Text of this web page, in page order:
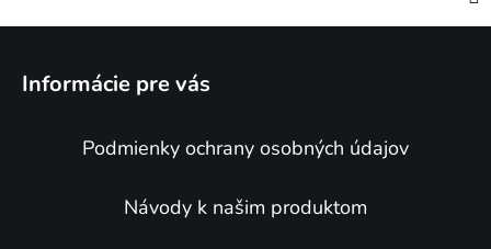
Informácie pre vás
Podmienky ochrany osobných údajov
Návody k našim produktom